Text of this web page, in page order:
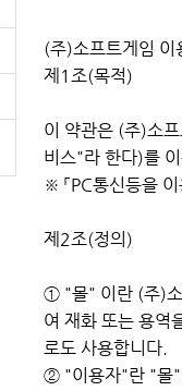
(주)소프트게임 이
제1조(목적)
이 약관은 (주)소
비스"라 한다)를
※ 「PC통신등을
제2조(정의)
① "몰" 이란 (주)소
여 재화 또는 용역
로도 사용합니다.
② "이용자"란 "몰"